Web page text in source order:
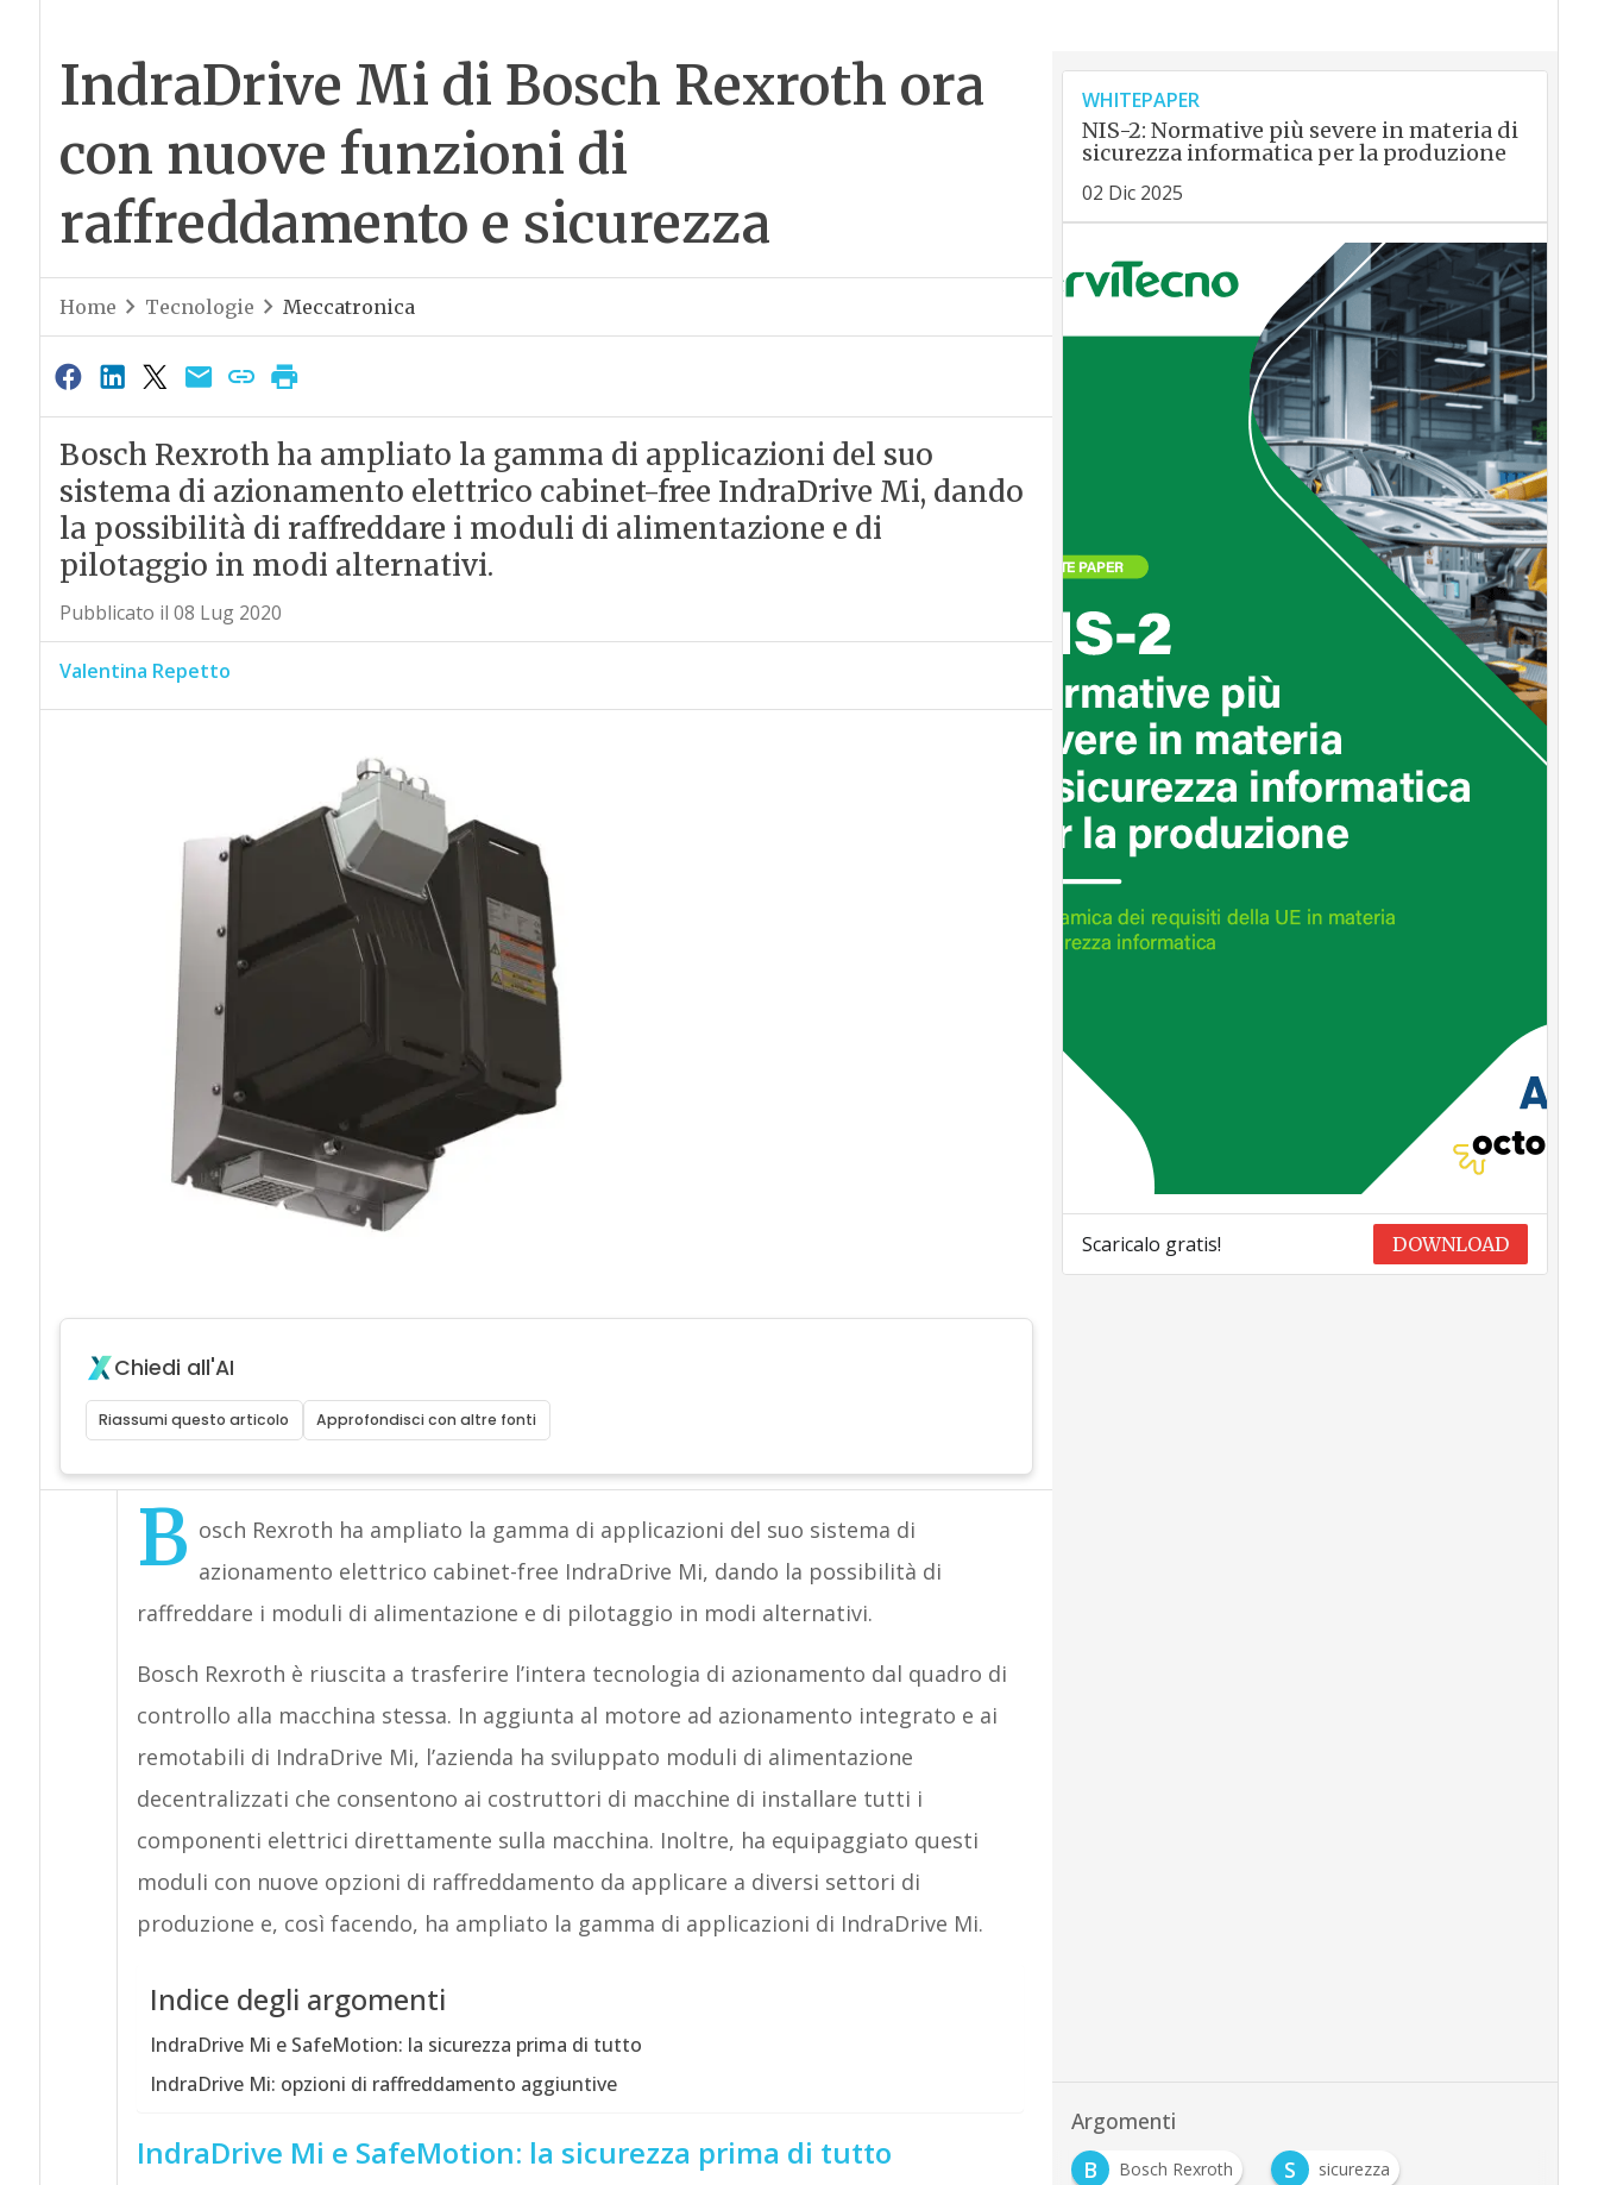
IndraDrive Mi di Bosch Rexroth ora
con nuove funzioni di
raffreddamento e sicurezza
Home Tecnologie Meccatronica
Bosch Rexroth ha ampliato la gamma di applicazioni del suo
sistema di azionamento elettrico cabinet-free IndraDrive Mi, dando
la possibilità di raffreddare i moduli di alimentazione e di
pilotaggio in modi alternativi.
Pubblicato il 08 Lug 2020
Valentina Repetto
Chiedi all'AI
Riassumi questo articolo Approfondisci con altre fonti
B osch Rexroth ha ampliato la gamma di applicazioni del suo sistema di
azionamento elettrico cabinet-free IndraDrive Mi, dando la possibilità di
raffreddare i moduli di alimentazione e di pilotaggio in modi alternativi.
Bosch Rexroth è riuscita a trasferire l’intera tecnologia di azionamento dal quadro di
controllo alla macchina stessa. In aggiunta al motore ad azionamento integrato e ai
remotabili di IndraDrive Mi, l’azienda ha sviluppato moduli di alimentazione
decentralizzati che consentono ai costruttori di macchine di installare tutti i
componenti elettrici direttamente sulla macchina. Inoltre, ha equipaggiato questi
moduli con nuove opzioni di raffreddamento da applicare a diversi settori di
produzione e, così facendo, ha ampliato la gamma di applicazioni di IndraDrive Mi.
Indice degli argomenti
IndraDrive Mi e SafeMotion: la sicurezza prima di tutto
IndraDrive Mi: opzioni di raffreddamento aggiuntive
IndraDrive Mi e SafeMotion: la sicurezza prima di tutto
WHITEPAPER
NIS-2: Normative più severe in materia di
sicurezza informatica per la produzione
02 Dic 2025
Scaricalo gratis! DOWNLOAD
Argomenti
B
Bosch Rexroth S sicurezza